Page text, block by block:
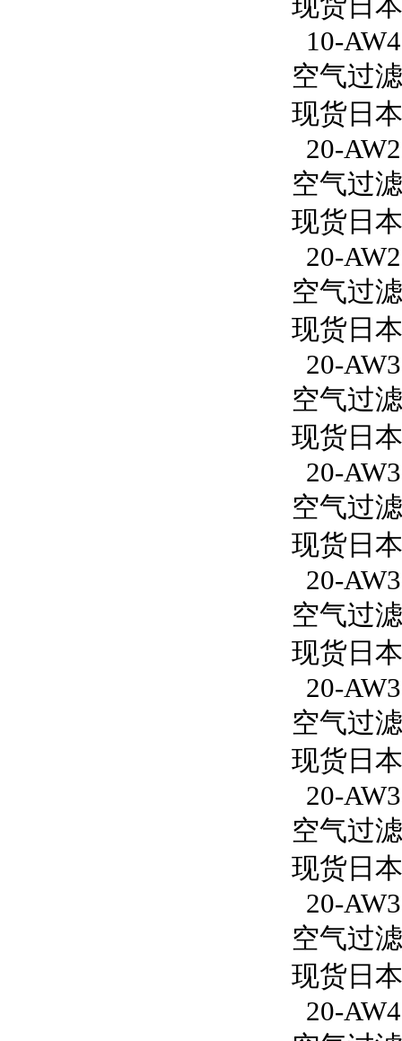
10-
空气过
现货日
20-
空气过
现货日
20-
空气过
现货日
20-
空气过
现货日
20-
空气过
现货日
20-
空气过
现货日
20-
空气过
现货日
20-
空气过
现货日
20-
空气过
现货日
20-